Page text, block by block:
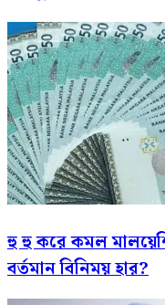
হু হু করে কমল
বর্তমান বিনিময় হার?